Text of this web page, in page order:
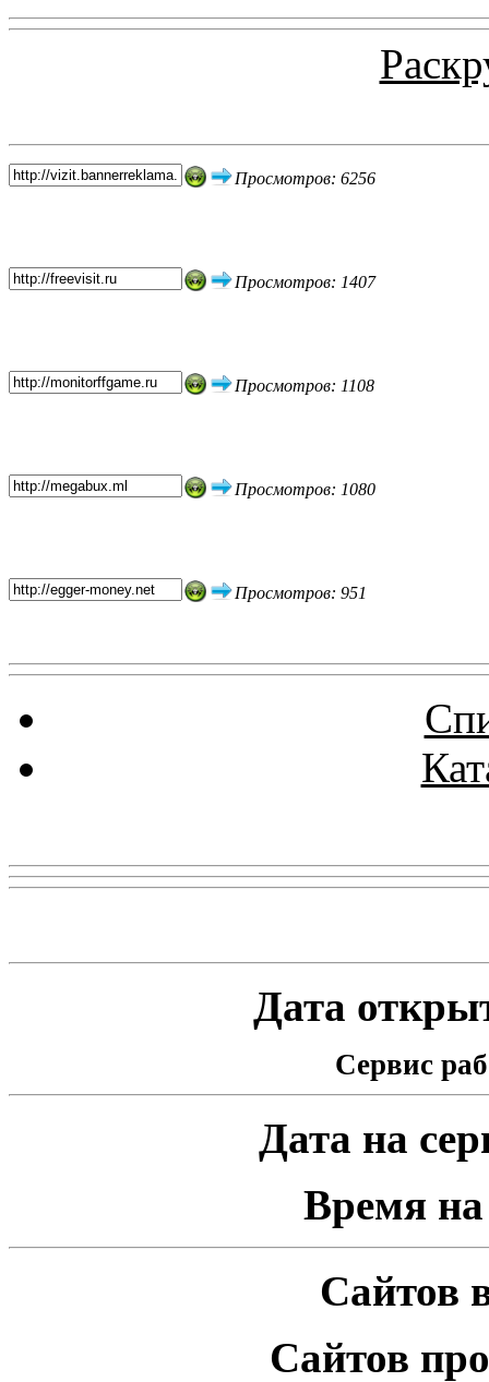
Просмотров: 6256
Просмотров: 1407
Просмотров: 1108
Просмотров: 1080
Просмотров: 951
Дата
Сервис
Дата на
Время на
Сайтов
Сайтов